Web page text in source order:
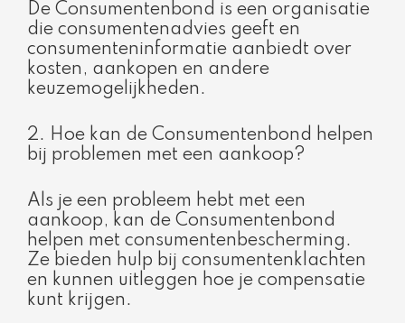
De Consumentenbond is een organisatie
die consumentenadvies geeft en
consumenteninformatie aanbiedt over
kosten, aankopen en andere
keuzemogelijkheden.
2. Hoe kan de Consumentenbond helpen
bij problemen met een aankoop?
Als je een probleem hebt met een
aankoop, kan de Consumentenbond
helpen met consumentenbescherming.
Ze bieden hulp bij consumentenklachten
en kunnen uitleggen hoe je compensatie
kunt krijgen.